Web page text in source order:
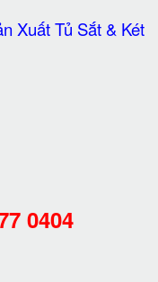
Xuất Tủ Sắt & Két
0404